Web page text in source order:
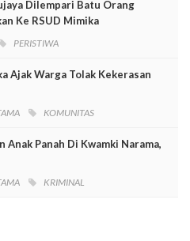
Dilempari Batu Orang
Ke RSUD Mimika
PERISTIWA
Ajak Warga Tolak Kekerasan
KOMUNITAS
Panah Di Kwamki Narama,
KRIMINAL